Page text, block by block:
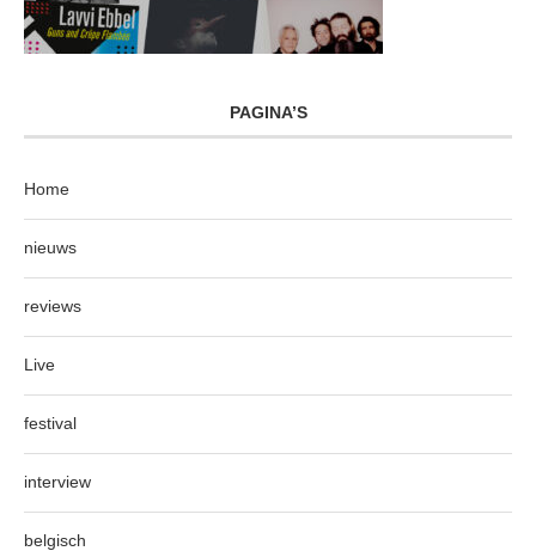
PAGINA’S
Home
nieuws
reviews
Live
festival
interview
belgisch